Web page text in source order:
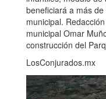
beneficiará a más
municipal.
municipal Omar
construcción del
LosConjurados.mx